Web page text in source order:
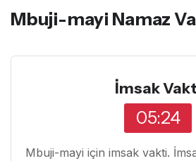
Mbuji-mayi Namaz
İmsak
05:24
Mbuji-mayi için imsak vakti.